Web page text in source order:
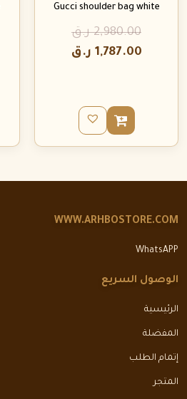
Gucci shoulder bag white
2,980.00 ر.ق
1,787.00 ر.ق
WWW.ARHBOSTORE.COM
WhatsAPP
الوصول السريع
الرئيسية
المفضلة
إتمام الطلب
المتجر